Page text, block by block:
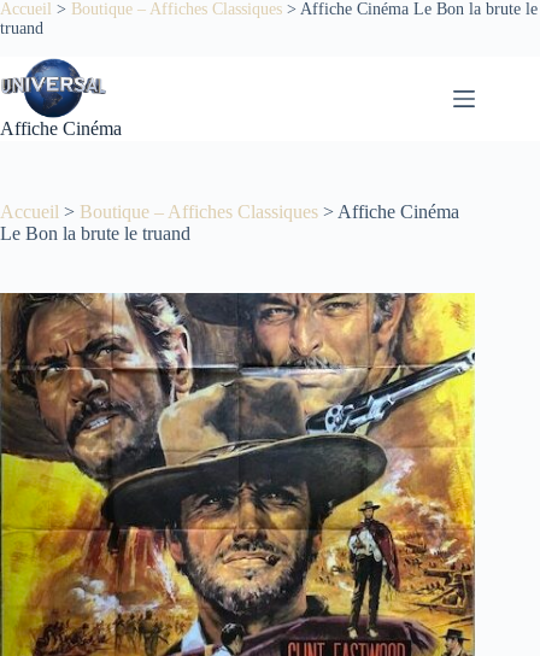
Passer
au
Accueil > Boutique – Affiches Classiques > Affiche Cinéma Le Bon la brute le
truand
Affiche Cinéma
Accueil > Boutique – Affiches Classiques > Affiche Cinéma
Le Bon la brute le truand